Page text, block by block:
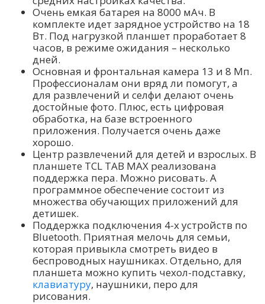
Очень емкая батарея на 8000 мАч. В
комплекте идет зарядное устройство на 18
Вт. Под нагрузкой планшет проработает 8
часов, в режиме ожидания – несколько
дней.
Основная и фронтальная камера 13 и 8 Мп.
Профессионалам они вряд ли помогут, а
для развлечений и селфи делают очень
достойные фото. Плюс, есть цифровая
обработка, на базе встроенного
приложения. Получается очень даже
хорошо.
Центр развлечений для детей и взрослых. В
планшете TCL TAB MAX реализована
поддержка пера. Можно рисовать. А
программное обеспечение состоит из
множества обучающих приложений для
детишек.
Поддержка подключения 4-х устройств по
Bluetooth. Приятная мелочь для семьи,
которая привыкла смотреть видео в
беспроводных наушниках. Отдельно, для
планшета можно купить чехол-подставку,
клавиатуру, наушники, перо для
рисования.